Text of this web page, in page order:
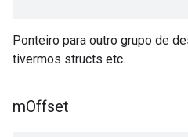
Ponteiro para outro grupo de
tivermos structs etc.
mOffset